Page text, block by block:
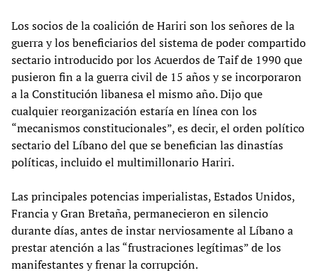
Los socios de la coalición de Hariri son los señores de la
guerra y los beneficiarios del sistema de poder compartido
sectario introducido por los Acuerdos de Taif de 1990 que
pusieron fin a la guerra civil de 15 años y se incorporaron
a la Constitución libanesa el mismo año. Dijo que
cualquier reorganización estaría en línea con los
“mecanismos constitucionales”, es decir, el orden político
sectario del Líbano del que se benefician las dinastías
políticas, incluido el multimillonario Hariri.
Las principales potencias imperialistas, Estados Unidos,
Francia y Gran Bretaña, permanecieron en silencio
durante días, antes de instar nerviosamente al Líbano a
prestar atención a las “frustraciones legítimas” de los
manifestantes y frenar la corrupción.